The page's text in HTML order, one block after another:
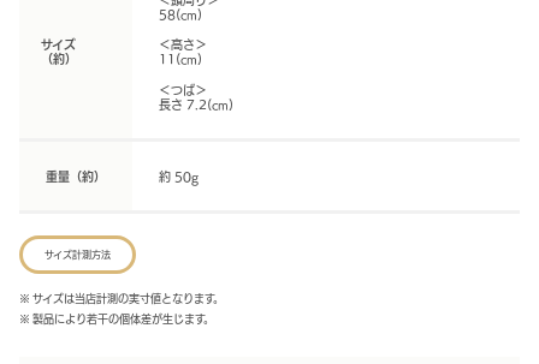
サイズ
（約）
58(cm)
＜高さ＞
11(cm)
＜つば＞
長さ 7.2(cm)
重量（約） 約 50g
サイズ計測方法
※ サイズは当店計測の実寸値となります。
※ 製品により若干の個体差が生じます。